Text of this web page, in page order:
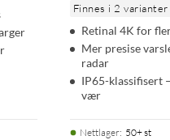
kameraet fysisk.
medfølgende USB-C-
Finnes i 2 varianter
Retinal 4K for
Mer presise
radar
IP65-klassifisert
vær
Nettlager: 50+ st